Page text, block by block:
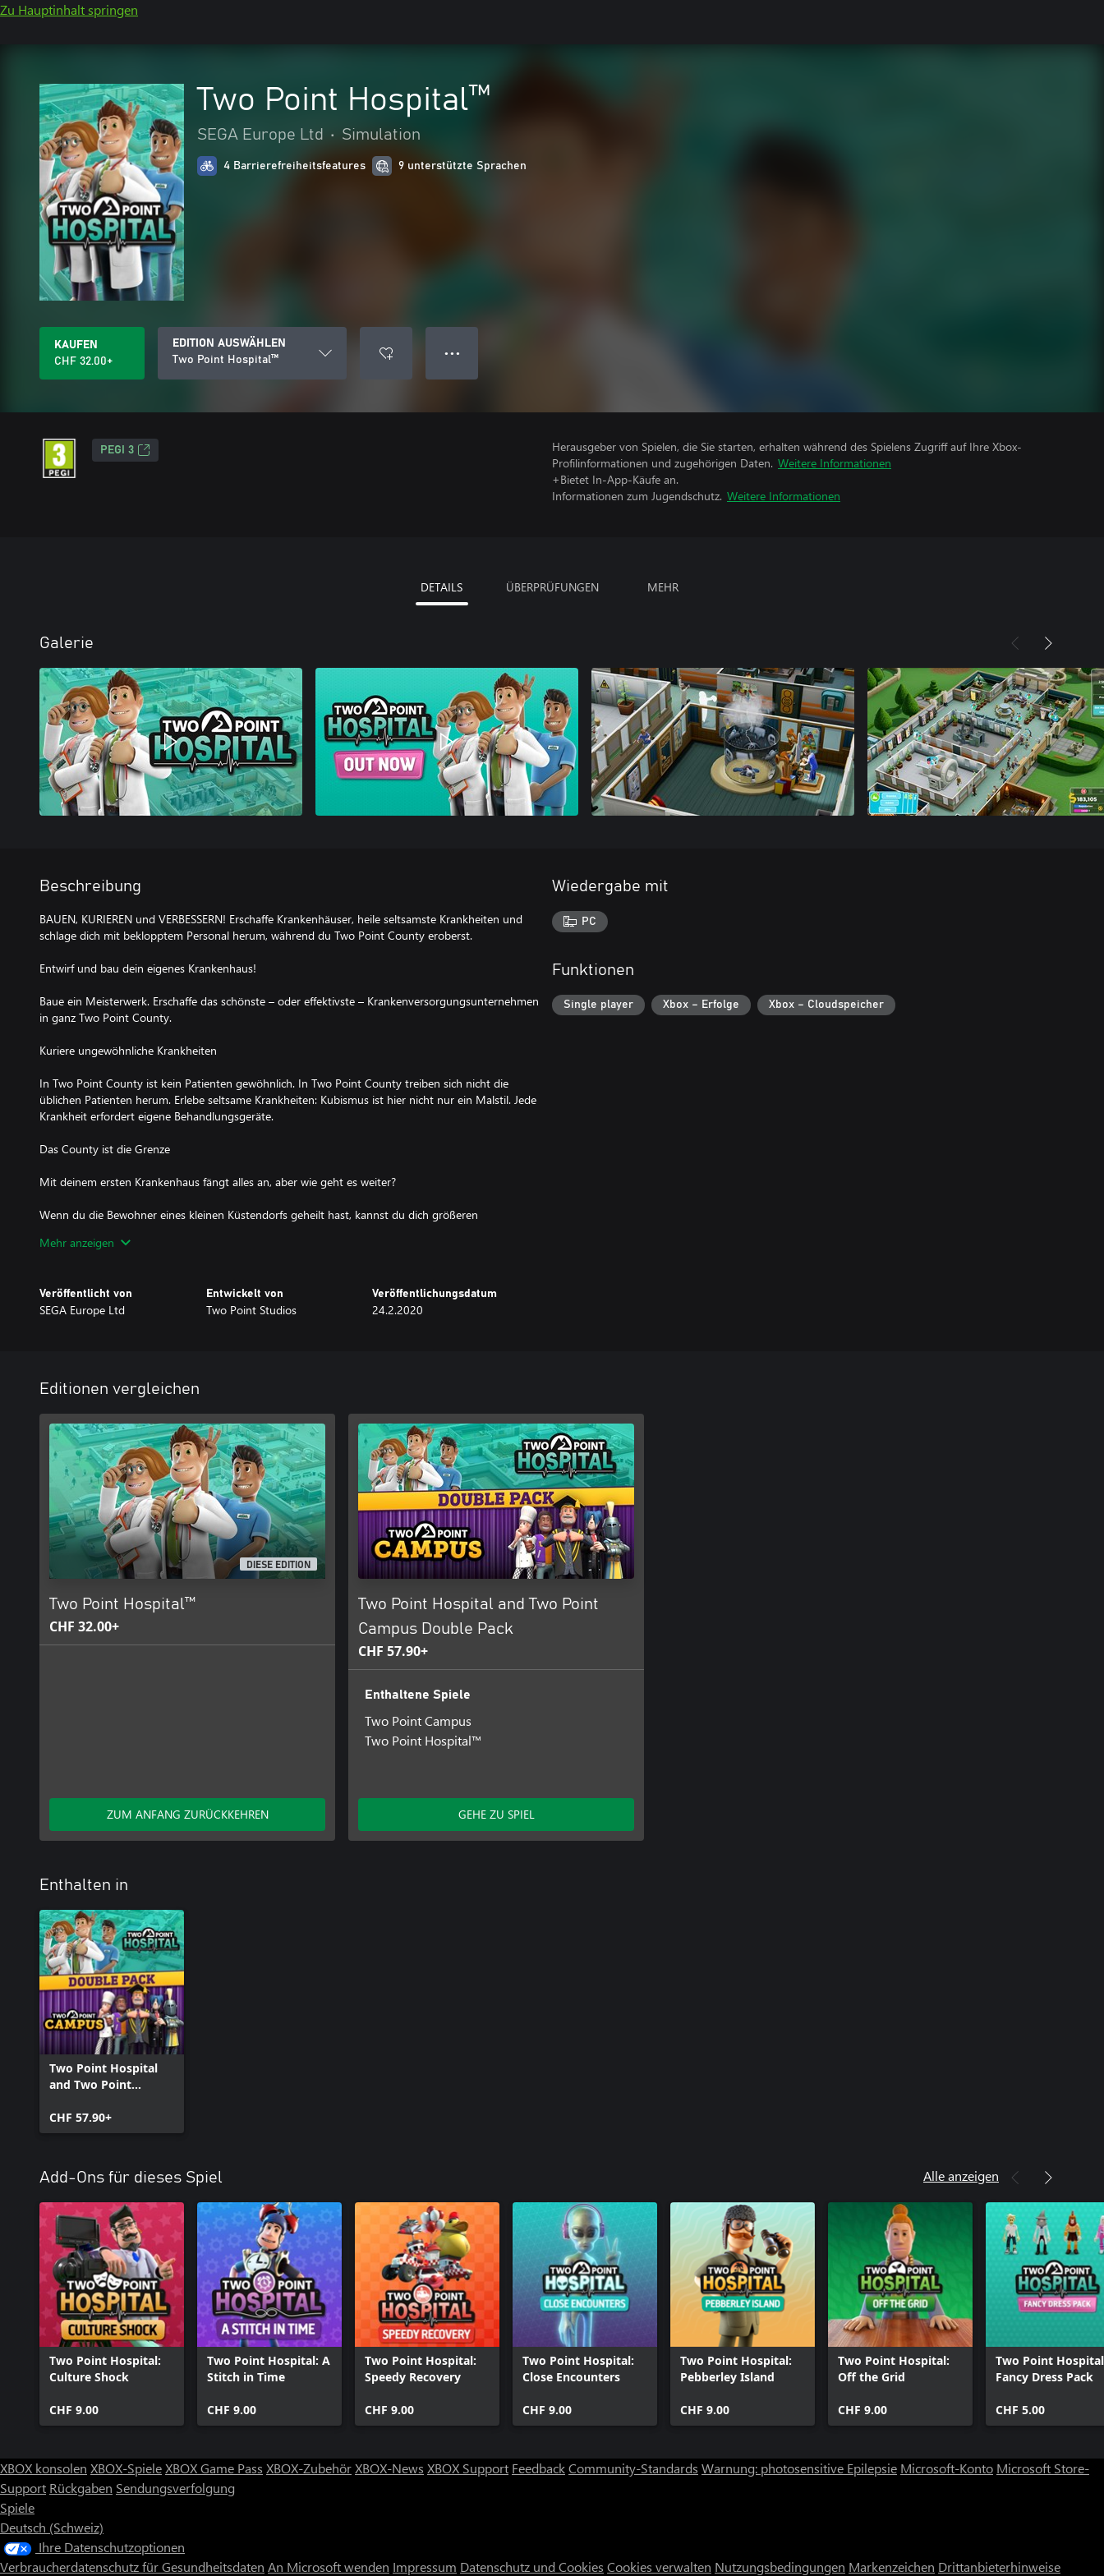
Zu Hauptinhalt springen
Two Point Hospital™
SEGA Europe Ltd • Simulation
4 Barrierefreiheitsfeatures 9 unterstützte Sprachen
KAUFEN
CHF 32.00+
EDITION AUSWÄHLEN
Two Point Hospital™
● ● ●
PEGI 3
Herausgeber von Spielen, die Sie starten, erhalten während des Spielens Zugriff auf Ihre Xbox-
Profilinformationen und zugehörigen Daten. Weitere Informationen
+Bietet In-App-Käufe an.
Informationen zum Jugendschutz. Weitere Informationen
DETAILS ÜBERPRÜFUNGEN MEHR
Galerie
Beschreibung
BAUEN, KURIEREN und VERBESSERN! Erschaffe Krankenhäuser, heile seltsamste Krankheiten und
schlage dich mit beklopptem Personal herum, während du Two Point County eroberst.
Entwirf und bau dein eigenes Krankenhaus!
Baue ein Meisterwerk. Erschaffe das schönste – oder effektivste – Krankenversorgungsunternehmen
in ganz Two Point County.
Kuriere ungewöhnliche Krankheiten
In Two Point County ist kein Patienten gewöhnlich. In Two Point County treiben sich nicht die
üblichen Patienten herum. Erlebe seltsame Krankheiten: Kubismus ist hier nicht nur ein Malstil. Jede
Krankheit erfordert eigene Behandlungsgeräte.
Das County ist die Grenze
Mit deinem ersten Krankenhaus fängt alles an, aber wie geht es weiter?
Wenn du die Bewohner eines kleinen Küstendorfs geheilt hast, kannst du dich größeren
Microsoft unterstützt Windows 10 oder ältere Versionen nicht mehr.
Mehr anzeigen
Veröffentlicht von
SEGA Europe Ltd
Entwickelt von
Two Point Studios
Veröffentlichungsdatum
24.2.2020
Wiedergabe mit
PC
Funktionen
Single player Xbox – Erfolge Xbox – Cloudspeicher
Editionen vergleichen
DIESE EDITION
Two Point Hospital™
CHF 32.00+
ZUM ANFANG ZURÜCKKEHREN
Two Point Hospital and Two Point
Campus Double Pack
CHF 57.90+
Enthaltene Spiele
Two Point Campus
Two Point Hospital™
GEHE ZU SPIEL
Enthalten in
Two Point Hospital
and Two Point
CHF 57.90+
Add-Ons für dieses Spiel Alle anzeigen
Two Point Hospital:
Culture Shock
CHF 9.00
Two Point Hospital: A
Stitch in Time
CHF 9.00
Two Point Hospital:
Speedy Recovery
CHF 9.00
Two Point Hospital:
Close Encounters
CHF 9.00
Two Point Hospital:
Pebberley Island
CHF 9.00
Two Point Hospital:
Off the Grid
CHF 9.00
Two Point
Fancy Dress Pack
CHF 5.00
XBOX konsolen XBOX-SpieleXBOX Game Pass XBOX-ZubehörXBOX-News XBOX Support FeedbackCommunity-Standards Warnung: photosensitive Epilepsie Microsoft-Konto Microsoft Store-
Support Rückgaben Sendungsverfolgung
Spiele
Deutsch (Schweiz)
Ihre Datenschutzoptionen
Verbraucherdatenschutz für Gesundheitsdaten An Microsoft wenden Impressum Datenschutz und Cookies Cookies verwalten Nutzungsbedingungen Markenzeichen Drittanbieterhinweise